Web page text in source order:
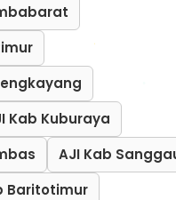
Kab Kuburaya
AJI Kab
Baritotimur